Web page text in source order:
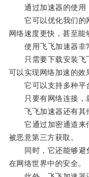
通过加速器的使用，
它可以优化我们的
网络速度更快，甚至能
使用飞飞加速器非
只需要下载安装飞
可以实现网络加速的效
它可以支持多种平台
只要有网络连接，就
飞飞加速器还有其他
它通过加密通道来
被恶意第三方获取。
同时，它还能够避
在网络世界中的安全。